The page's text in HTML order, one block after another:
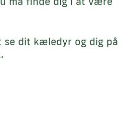
dit kæledyr og dig på